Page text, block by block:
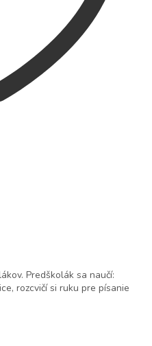
Predškolák sa naučí:
rozcvičí si ruku pre písanie